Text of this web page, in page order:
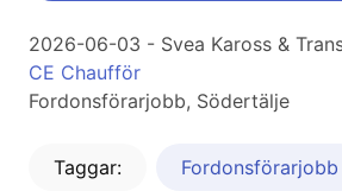
2026-06-03 - Svea Kaross &
CE Chaufför
Fordonsförarjobb, Södertälje
Taggar: Fordonsförarjobb